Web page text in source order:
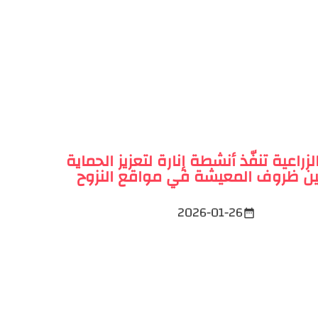
تنفّذ أنشطة إنارة لتعزيز الحماية
ظروف المعيشة في مواقع النزوح
2026-01-26date_range